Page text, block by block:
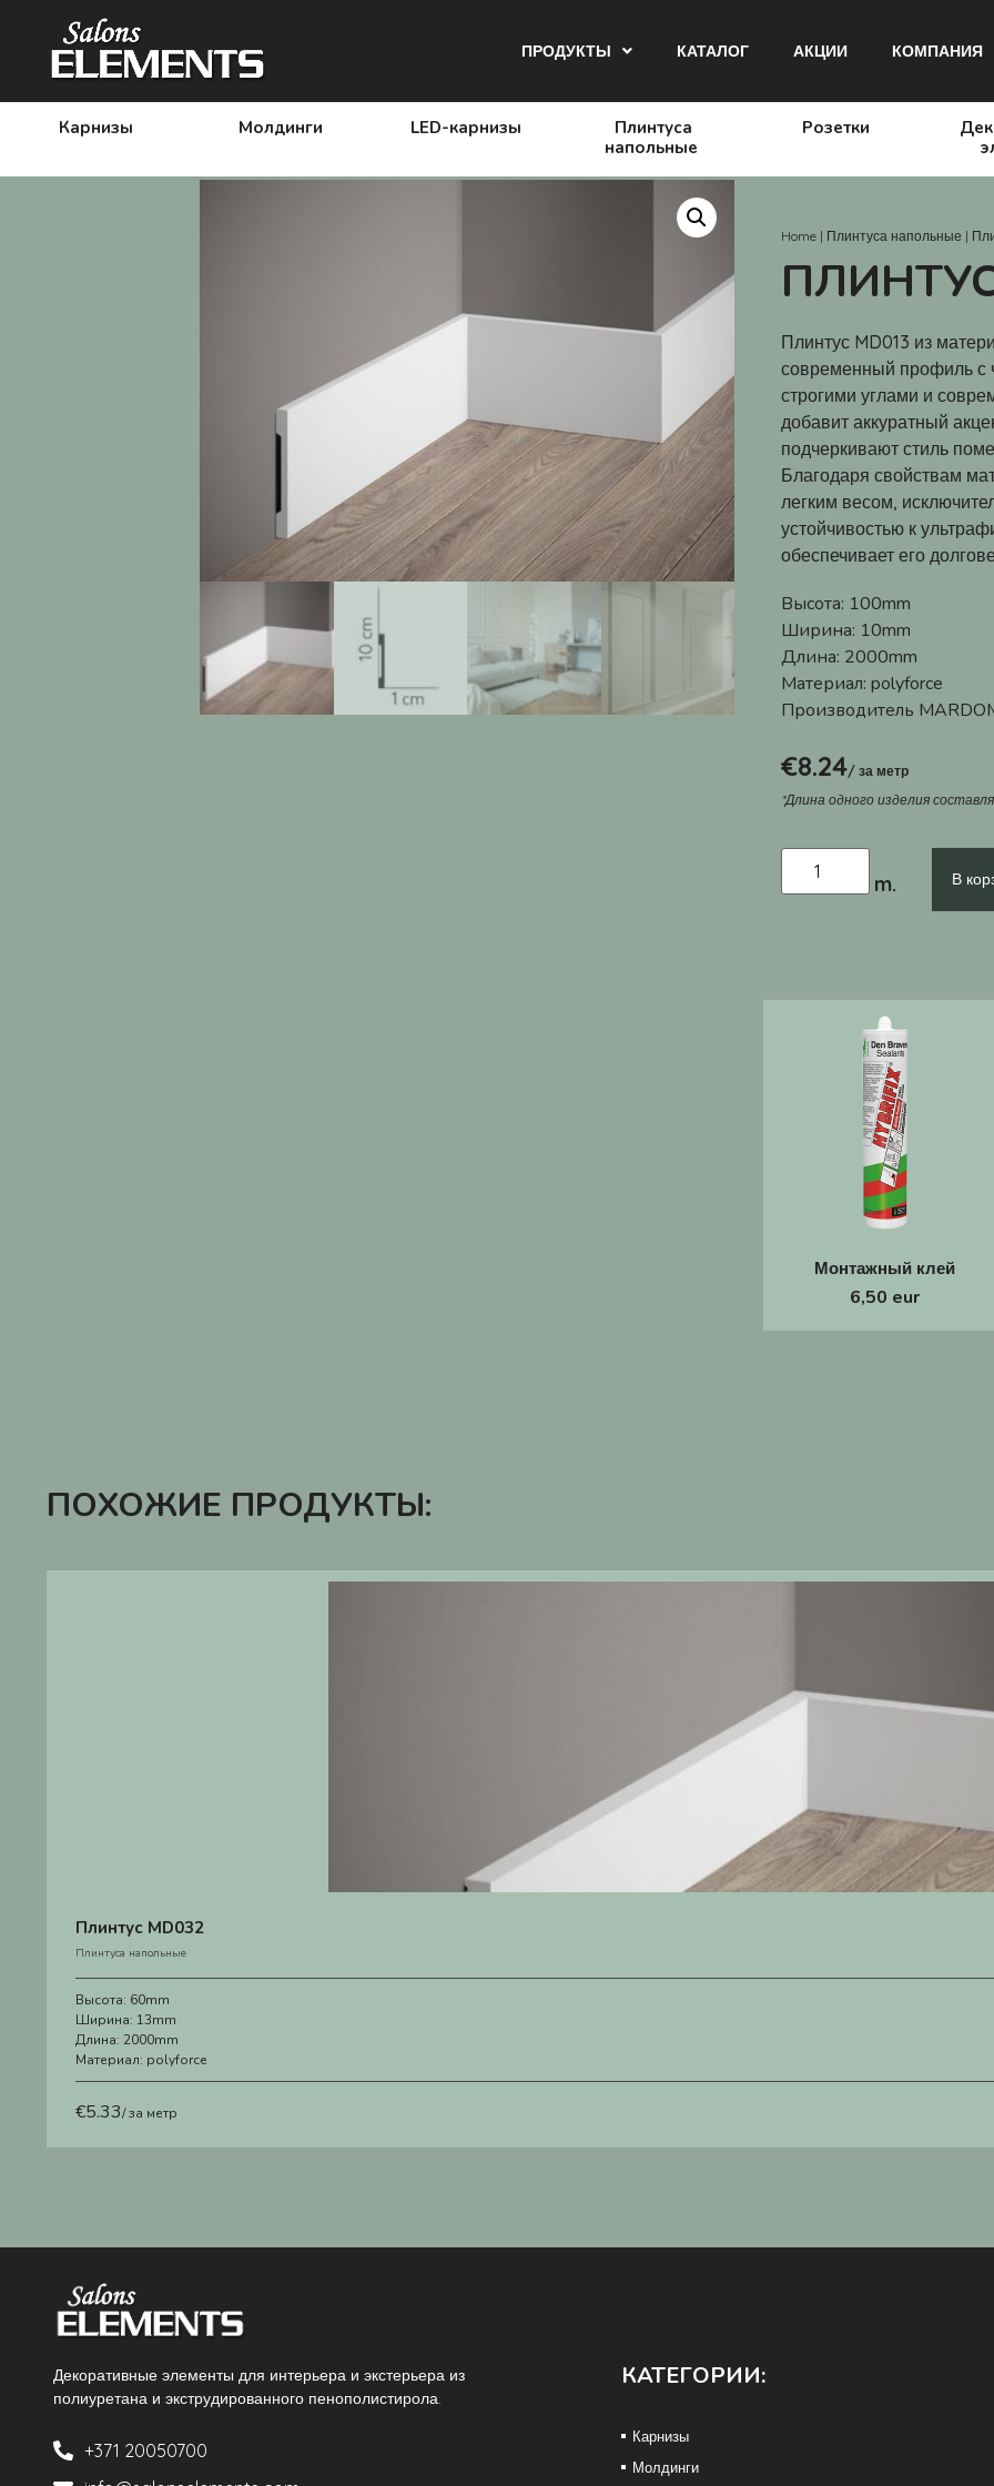
ПРОДУКТЫ КАТАЛОГ АКЦИИ КОМПАНИЯ
Карнизы Молдинги LED-карнизы
Плинтуса
напольные
Розетки
Home | Плинтуса напольные |
Плинтус MD013 из
современный профиль с
строгими углами и
добавит аккуратный
подчеркивают стиль
Благодаря свойствам
легким весом,
устойчивостью к
обеспечивает его
Высота: 100mm
Ширина: 10mm
Длина: 2000mm
Материал: polyforce
Производитель
€8.24/ за метр
*Длина одного изделия
В
Монтажный клей
6,50 eur
ПОХОЖИЕ ПРОДУКТЫ:
Плинтус MD032
Плинтуса напольные
Высота: 60mm
Ширина: 13mm
Длина: 2000mm
Материал: polyforce
€5.33/ за метр
Декоративные элементы для интерьера и экстерьера из
полиуретана и экструдированного пенополистирола.
+371 20050700
КАТЕГОРИИ:
Карнизы
Молдинги